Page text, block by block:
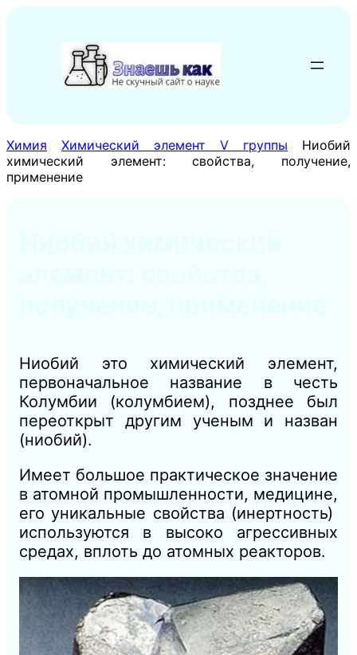
содержимому
Химия Химический элемент V группы
Ниобий
химический элемент: свойства, получение,
применение
Ниобий это химический элемент,
первоначальное название в честь
Колумбии (колумбием), позднее был
переоткрыт другим ученым и назван
(ниобий).
Имеет большое практическое значение
в атомной промышленности, медицине,
его уникальные свойства (инертность)
используются в высоко агрессивных
средах, вплоть до атомных реакторов.